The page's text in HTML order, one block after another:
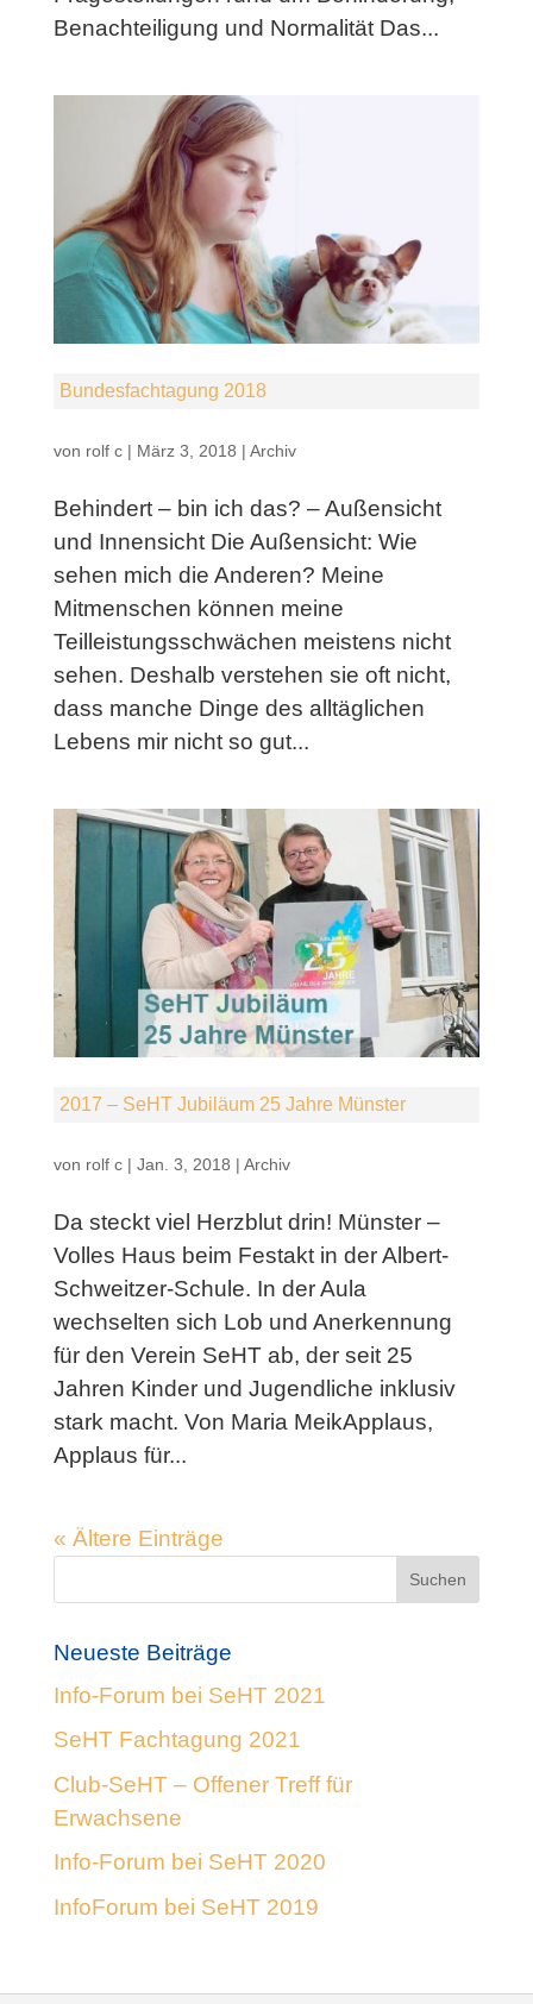
Benachteiligung und Normalität Das...
Bundesfachtagung 2018
von rolf c| März 3, 2018 | Archiv
Behindert – bin ich das? – Außensicht
und Innensicht Die Außensicht: Wie
sehen mich die Anderen? Meine
Mitmenschen können meine
Teilleistungsschwächen meistens nicht
sehen. Deshalb verstehen sie oft nicht,
dass manche Dinge des alltäglichen
Lebens mir nicht so gut...
2017 – SeHT Jubiläum 25 Jahre Münster
von rolf c| Jan. 3, 2018 | Archiv
Da steckt viel Herzblut drin! Münster –
Volles Haus beim Festakt in der Albert-
Schweitzer-Schule. In der Aula
wechselten sich Lob und Anerkennung
für den Verein SeHT ab, der seit 25
Jahren Kinder und Jugendliche inklusiv
stark macht. Von Maria MeikApplaus,
Applaus für...
« Ältere Einträge
Neueste Beiträge
Info-Forum bei SeHT 2021
SeHT Fachtagung 2021
Club-SeHT – Offener Treff für
Erwachsene
Info-Forum bei SeHT 2020
InfoForum bei SeHT 2019